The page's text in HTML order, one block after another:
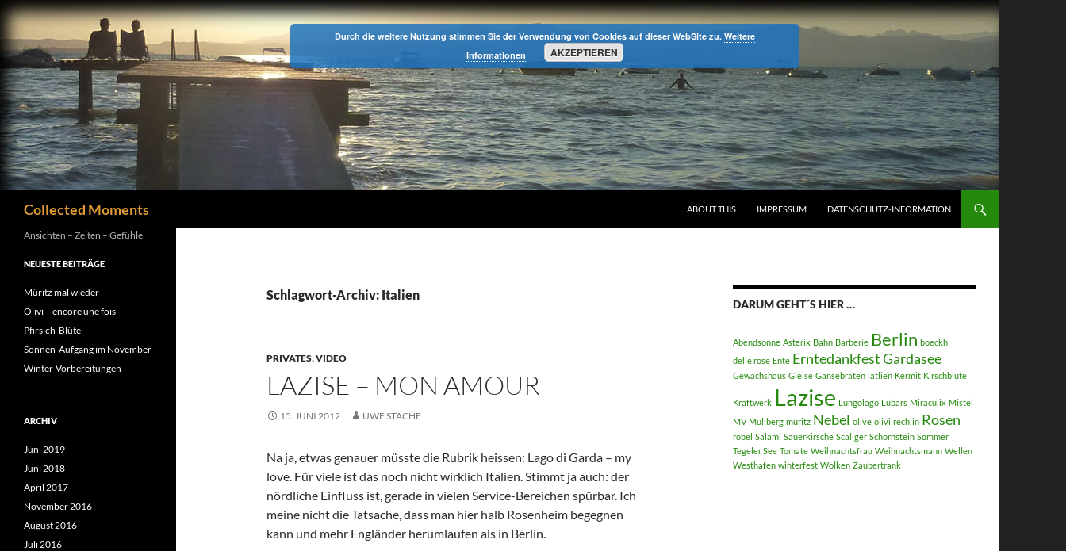
Zum
springen
Collected Moments ABOUT THIS IMPRESSUM DATENSCHUTZ-INFORMATION
Schlagwort-Archiv: Italien
PRIVATES,VIDEO
LAZISE – MON AMOUR
15. JUNI 2012 UWE STACHE
Na ja, etwas genauer müsste die Rubrik heissen: Lago di Garda – my
love. Für viele ist das noch nicht wirklich Italien. Stimmt ja auch: der
nördliche Einfluss ist, gerade in vielen Service-Bereichen spürbar. Ich
meine nicht die Tatsache, dass man hier halb Rosenheim begegnen
kann und mehr Engländer herumlaufen als in Berlin.
DARUM GEHT´S HIER …
Abendsonne Asterix Bahn Barberie Berlin boeckh
delle rose Ente ErntedankfestGardasee
Gewächshaus Gleise Gänsebraten iatlien Kermit Kirschblüte
Kraftwerk Lazise Lungolago Lübars Miraculix Mistel
MV Müllberg müritz Nebel olive olivi rechlin Rosen
röbel Salami Sauerkirsche Scaliger Schornstein Sommer
Tegeler See Tomate Weihnachtsfrau Weihnachtsmann Wellen
Westhafen winterfest Wolken Zaubertrank
Ansichten – Zeiten – Gefühle
NEUESTE BEITRÄGE
Müritz mal wieder
Olivi – encore une fois
Pfirsich-Blüte
Sonnen-Aufgang im November
Winter-Vorbereitungen
ARCHIV
Juni 2019
Juni 2018
April 2017
November 2016
August 2016
Juli 2016
Durch die weitere Nutzung stimmen Sie der Verwendung von Cookies auf dieser WebSite zu. Weitere
Informationen
AKZEPTIEREN